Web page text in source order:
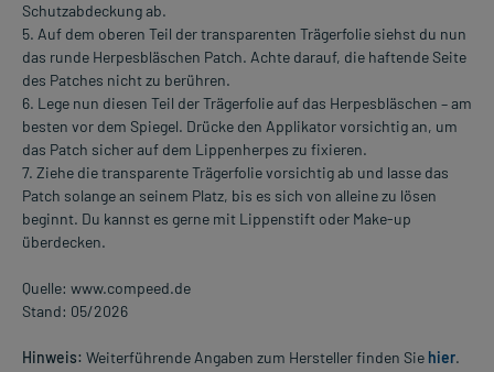
Schutzabdeckung ab.
5. Auf dem oberen Teil der transparenten Trägerfolie siehst du nun
das runde Herpesbläschen Patch. Achte darauf, die haftende Seite
des Patches nicht zu berühren.
6. Lege nun diesen Teil der Trägerfolie auf das Herpesbläschen – am
besten vor dem Spiegel. Drücke den Applikator vorsichtig an, um
das Patch sicher auf dem Lippenherpes zu fixieren.
7. Ziehe die transparente Trägerfolie vorsichtig ab und lasse das
Patch solange an seinem Platz, bis es sich von alleine zu lösen
beginnt. Du kannst es gerne mit Lippenstift oder Make-up
überdecken.
Quelle: www.compeed.de
Stand: 05/2026
Hinweis: Weiterführende Angaben zum Hersteller finden Sie hier.